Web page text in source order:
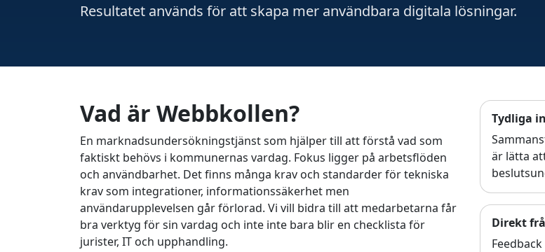
Resultatet används för att skapa mer användbara digitala lösningar.
Vad är Webbkollen?
En marknadsundersökningstjänst som hjälper till att förstå vad som
faktiskt behövs i kommunernas vardag. Fokus ligger på arbetsflöden
och användbarhet. Det finns många krav och standarder för tekniska
krav som integrationer, informationssäkerhet men
användarupplevelsen går förlorad. Vi vill bidra till att medarbetarna får
bra verktyg för sin vardag och inte inte bara blir en checklista för
jurister, IT och upphandling.
Tydliga
är lätta
Direkt